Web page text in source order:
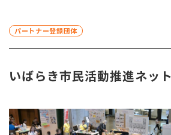
パートナー登録団体
いばらき市民活動推進ネット